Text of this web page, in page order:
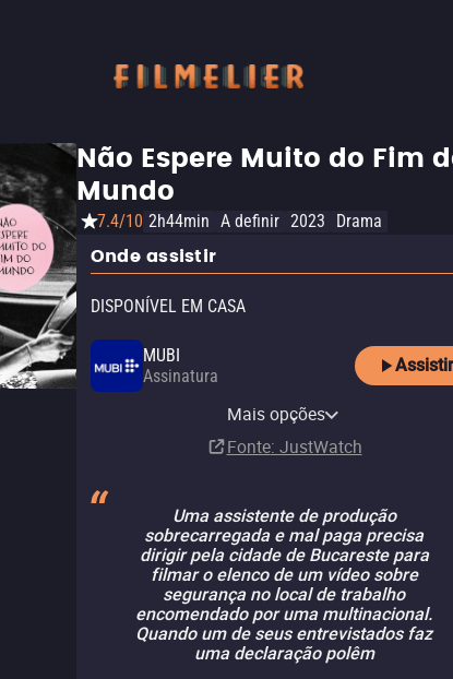
Não Espere Muito do Fim
Mundo
7.4/10 2h44min A definir 2023 Drama
Onde assistir
DISPONÍVEL EM CASA
MUBI
Assinatura
Assistir
AssinaturaMais opções
Fonte: JustWatch
Uma assistente de produção
sobrecarregada e mal paga precisa
dirigir pela cidade de Bucareste para
filmar o elenco de um vídeo sobre
segurança no local de trabalho
encomendado por uma multinacional.
Quando um de seus entrevistados faz
uma declaração polêm